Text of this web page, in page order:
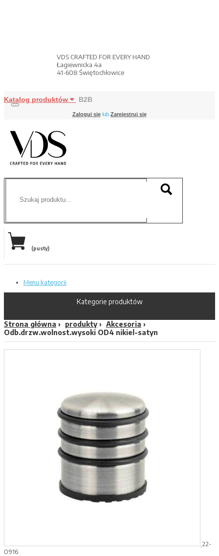
VDS CRAFTED FOR EVERY HAND
Łagiewnicka 4a
41-608 Świętochłowice
Katalog produktów B2B
Zaloguj się lub Zarejestruj się
(pusty)
Menu kategorii
Kategorie produktów
Strona główna produkty
Akcesoria
Odb.drzw.wolnost.wysoki OD4 nikiel-satyn
22-
0916